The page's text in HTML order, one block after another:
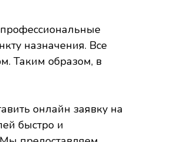
назначения. Все
Таким образом, в
онлайн заявку на
быстро и